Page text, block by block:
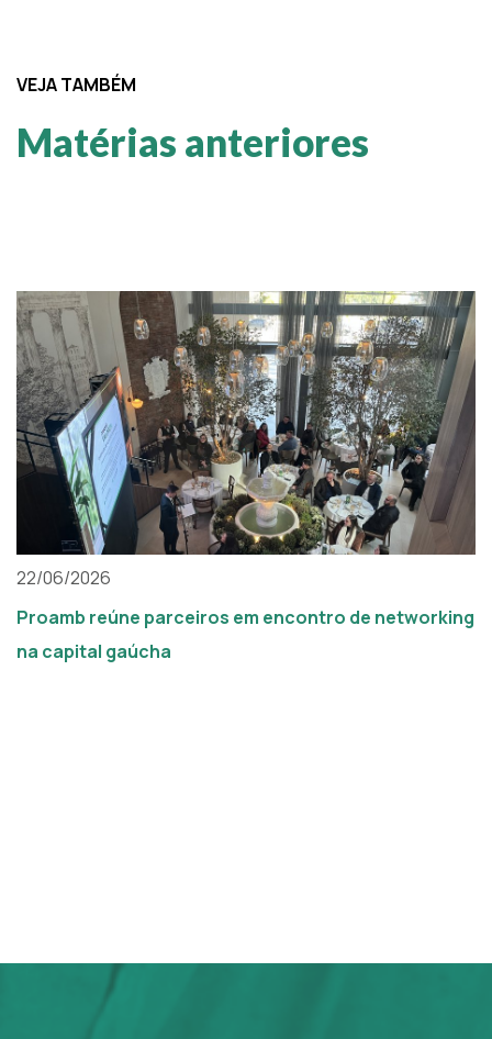
VEJA TAMBÉM
Matérias anteriores
22/06/2026
Proamb reúne parceiros em encontro de networking
na capital gaúcha